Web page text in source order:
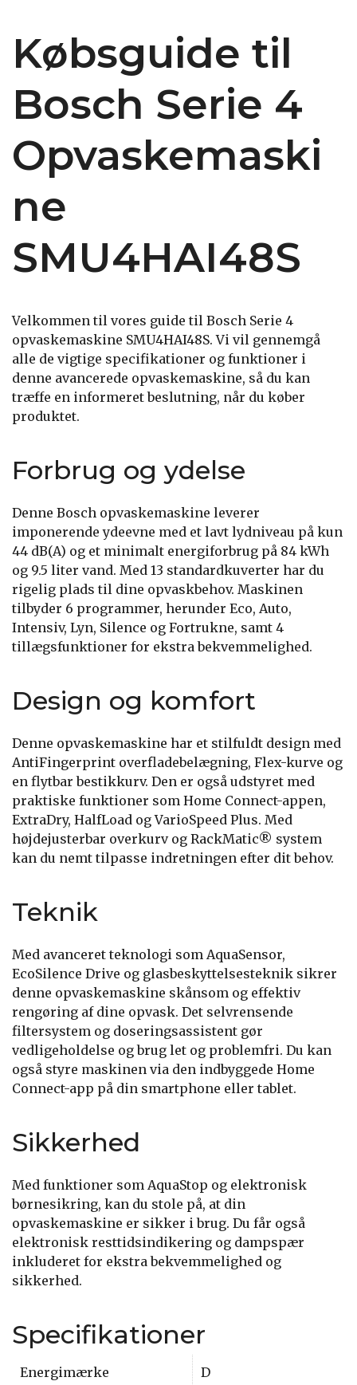
Købsguide til
Bosch Serie 4
Opvaskemaski
ne
SMU4HAI48S
Velkommen til vores guide til Bosch Serie 4
opvaskemaskine SMU4HAI48S. Vi vil gennemgå
alle de vigtige specifikationer og funktioner i
denne avancerede opvaskemaskine, så du kan
træffe en informeret beslutning, når du køber
produktet.
Forbrug og ydelse
Denne Bosch opvaskemaskine leverer
imponerende ydeevne med et lavt lydniveau på kun
44 dB(A) og et minimalt energiforbrug på 84 kWh
og 9.5 liter vand. Med 13 standardkuverter har du
rigelig plads til dine opvaskbehov. Maskinen
tilbyder 6 programmer, herunder Eco, Auto,
Intensiv, Lyn, Silence og Fortrukne, samt 4
tillægsfunktioner for ekstra bekvemmelighed.
Design og komfort
Denne opvaskemaskine har et stilfuldt design med
AntiFingerprint overfladebelægning, Flex-kurve og
en flytbar bestikkurv. Den er også udstyret med
praktiske funktioner som Home Connect-appen,
ExtraDry, HalfLoad og VarioSpeed Plus. Med
højdejusterbar overkurv og RackMatic® system
kan du nemt tilpasse indretningen efter dit behov.
Teknik
Med avanceret teknologi som AquaSensor,
EcoSilence Drive og glasbeskyttelsesteknik sikrer
denne opvaskemaskine skånsom og effektiv
rengøring af dine opvask. Det selvrensende
filtersystem og doseringsassistent gør
vedligeholdelse og brug let og problemfri. Du kan
også styre maskinen via den indbyggede Home
Connect-app på din smartphone eller tablet.
Sikkerhed
Med funktioner som AquaStop og elektronisk
børnesikring, kan du stole på, at din
opvaskemaskine er sikker i brug. Du får også
elektronisk resttidsindikering og dampspær
inkluderet for ekstra bekvemmelighed og
sikkerhed.
Specifikationer
Energimærke D